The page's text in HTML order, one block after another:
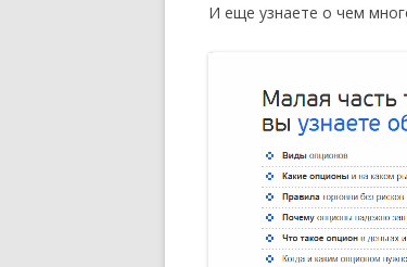
И еще узнаете о чем